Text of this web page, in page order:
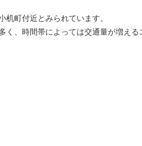
町付近とみられています。
、時間帯によっては交通量が増える